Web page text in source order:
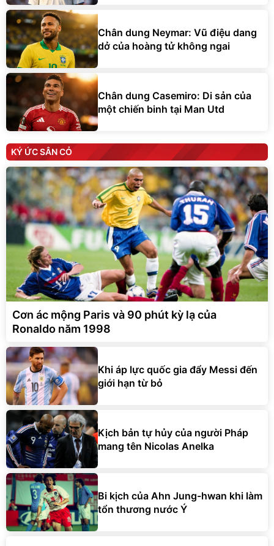
Chân dung Neymar: Vũ điệu dang
dở của hoàng tử không ngai
Chân dung Casemiro: Di sản của
một chiến binh tại Man Utd
KÝ ỨC SÂN CỎ
Cơn ác mộng Paris và 90 phút kỳ lạ của
Ronaldo năm 1998
Khi áp lực quốc gia đẩy Messi đến
giới hạn từ bỏ
Kịch bản tự hủy của người Pháp
mang tên Nicolas Anelka
Bi kịch của Ahn Jung-hwan khi làm
tổn thương nước Ý